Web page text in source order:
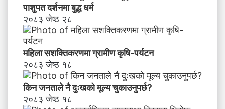
पाशुपत दर्शनमा बुद्ध धर्म​
२०८३ जेष्ठ २८
महिला सशक्तिकरणमा ग्रामीण कृषि-पर्यटन
२०८३ जेष्ठ १८
किन जनताले नै दुःखको मूल्य चुकाउनुपर्छ?
२०८३ जेष्ठ १८